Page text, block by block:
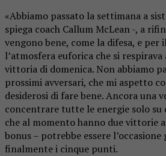
«Abbiamo passato la settimana a
spiega coach Callum McLean -, a
vengono bene, come la difesa, e
l’atmosfera euforica che si
vittoria di domenica. Non abbiamo
prossimi avversari, che mi aspetto
desiderosi di fare bene. Ancora una
concentrare tutte le energie solo su
che al momento hanno due vittorie
bonus – potrebbe essere
finalmente i cinque punti.